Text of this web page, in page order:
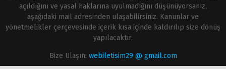
açıldığını ve yasal haklarına uyulmadığını düşünüyorsanız,
aşağıdaki mail adresinden ulaşabilirsiniz. Kanunlar ve
yönetmelikler çerçevesinde içerik kısa içinde kaldırılıp size dönüş
yapılacaktır.
Bize Ulaşın: webiletisim29 @ gmail.com